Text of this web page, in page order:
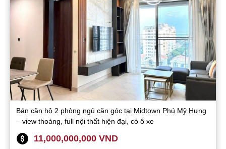
Bán căn hộ 2 phòng ngủ căn góc tại Midtown Phú Mỹ Hưng
– view thoáng, full nội thất hiện đại, có ô xe
11,000,000,000 VND